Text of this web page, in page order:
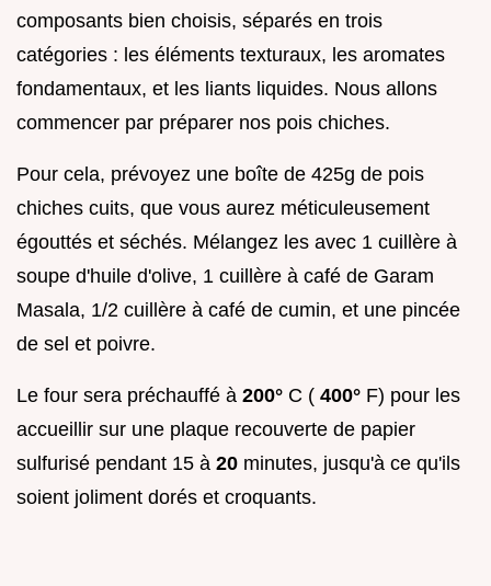
composants bien choisis, séparés en trois
catégories : les éléments texturaux, les aromates
fondamentaux, et les liants liquides. Nous allons
commencer par préparer nos pois chiches.
Pour cela, prévoyez une boîte de 425g de pois
chiches cuits, que vous aurez méticuleusement
égouttés et séchés. Mélangez les avec 1 cuillère à
soupe d'huile d'olive, 1 cuillère à café de Garam
Masala, 1/2 cuillère à café de cumin, et une pincée
de sel et poivre.
Le four sera préchauffé à 200° C ( 400° F) pour les
accueillir sur une plaque recouverte de papier
sulfurisé pendant 15 à 20 minutes, jusqu'à ce qu'ils
soient joliment dorés et croquants.